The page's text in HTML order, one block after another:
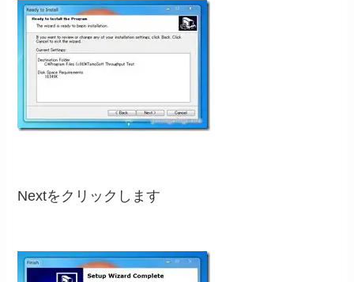
Nextをクリックします